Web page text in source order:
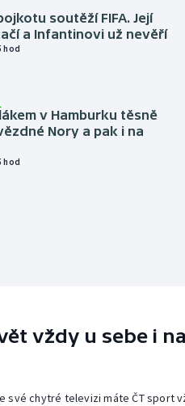
soutěží FIFA. Její
a Infantinovi už nevěří
hod
v Hamburku těsně
Nory a pak i na
hod
vždy u sebe i
své chytré televizi máte ČT sport